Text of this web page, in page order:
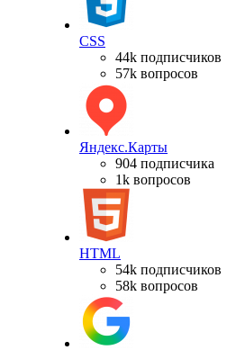
CSS
44k подписчиков
57k вопросов
Яндекс.Карты
904 подписчика
1k вопросов
HTML
54k подписчиков
58k вопросов